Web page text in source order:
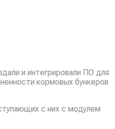
и интегрировали ПО для
кормовых бункеров
с них с модулем